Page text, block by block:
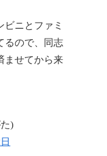
ニとファミ
るので、同志
ませてから来
)